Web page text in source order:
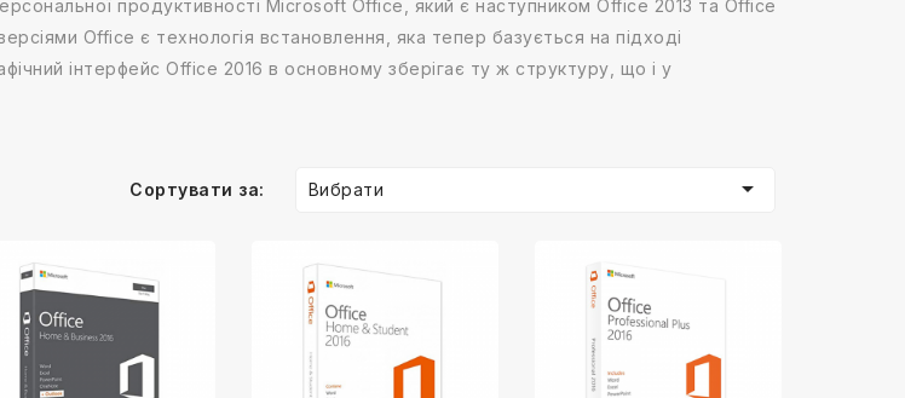
продуктивності Microsoft Office, який є наступником Office 2013 та Office
Office є технологія встановлення, яка тепер базується на підході
інтерфейс Office 2016 в основному зберігає ту ж структуру, що і у
Сортувати за: Вибрати 